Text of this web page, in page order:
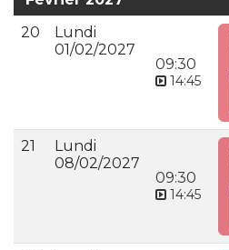
20
Lundi
01/02/2027
09:30
14:45
21
Lundi
08/02/2027
09:30
14:45